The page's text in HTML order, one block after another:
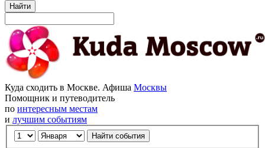
Найти
Куда сходить в Москве. Афиша Москвы
Помощник и путеводитель
по интересным местам
и лучшим событиям